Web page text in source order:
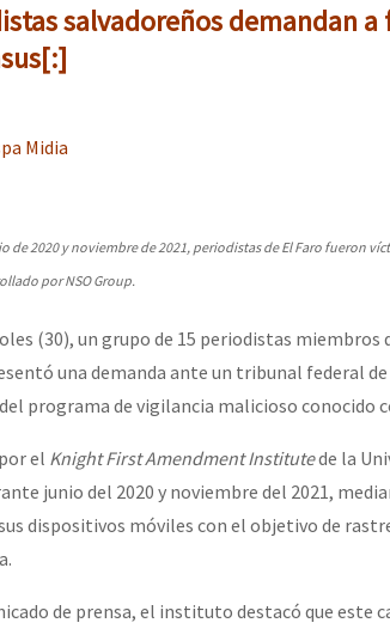
“Guerra contra a Humanidade”
“Guerra contra a Humanidad”
Jornadas globales por la libertad de Jesús
do Bem Virá” se publica no Estado Espanhol
que o mundo saiba! Nossas lutas pela
salvadoreños demandan
Midia
de 2020 y noviembre de 2021, periodistas de El Faro fueron
por NSO Group.
(30), un grupo de 15 periodistas miembros
una demanda ante un tribunal federal de
programa de vigilancia malicioso conocido
el Knight First Amendment Institutede la
junio del 2020 y noviembre del 2021,
dispositivos móviles con el objetivo de
de prensa, el instituto destacó que este